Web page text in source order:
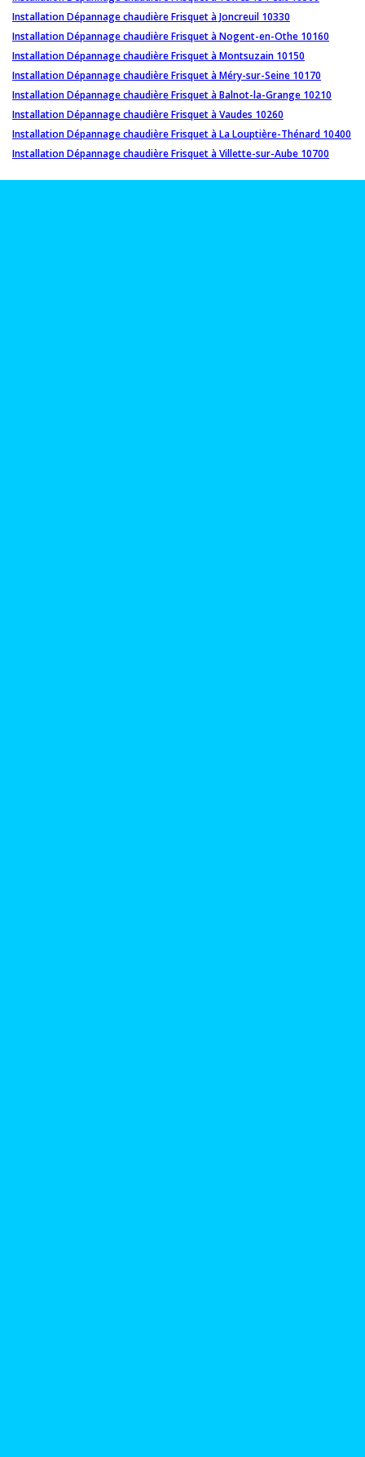
Installation Dépannage chaudière Frisquet à Joncreuil 10330
Installation Dépannage chaudière Frisquet à Nogent-en-Othe 10160
Installation Dépannage chaudière Frisquet à Montsuzain 10150
Installation Dépannage chaudière Frisquet à Méry-sur-Seine 10170
Installation Dépannage chaudière Frisquet à Balnot-la-Grange 10210
Installation Dépannage chaudière Frisquet à Vaudes 10260
Installation Dépannage chaudière Frisquet à La Louptière-Thénard 10400
Installation Dépannage chaudière Frisquet à Villette-sur-Aube 10700